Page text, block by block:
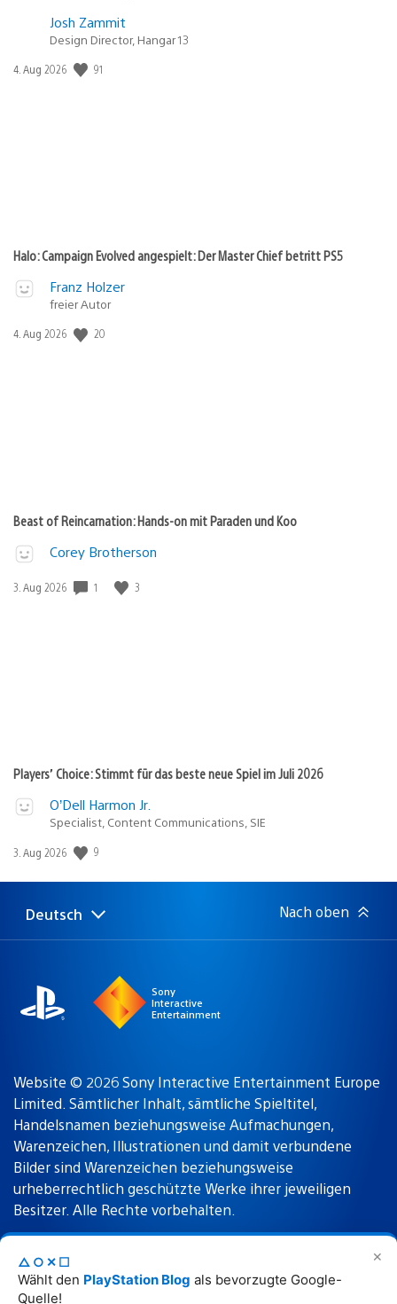
✕
△○✕☐
Wählt den PlayStation Blog als bevorzugte Google-
Quelle!
Josh Zammit
Design Director, Hangar 13
Veröffentlichungsdatum:
4. Aug 2026 91
Halo: Campaign Evolved angespielt: Der Master Chief betritt PS5
Franz Holzer
freier Autor
Veröffentlichungsdatum:
4. Aug 2026 20
Beast of Reincarnation: Hands-on mit Paraden und Koo
Corey Brotherson
Veröffentlichungsdatum:
3. Aug 2026 1 3
Players’ Choice: Stimmt für das beste neue Spiel im Juli 2026
O’Dell Harmon Jr.
Specialist, Content Communications, SIE
Veröffentlichungsdatum:
3. Aug 2026 9
Select
a
Aktuelle
Region:
Deutsch Nach oben
Sony
Interactive
Entertainment
Website © 2026 Sony Interactive Entertainment Europe
Limited. Sämtlicher Inhalt, sämtliche Spieltitel,
Handelsnamen beziehungsweise Aufmachungen,
Warenzeichen, Illustrationen und damit verbundene
Bilder sind Warenzeichen beziehungsweise
urheberrechtlich geschützte Werke ihrer jeweiligen
Besitzer. Alle Rechte vorbehalten.
Nutzungsbedingungen Datenschutzrichtlinie